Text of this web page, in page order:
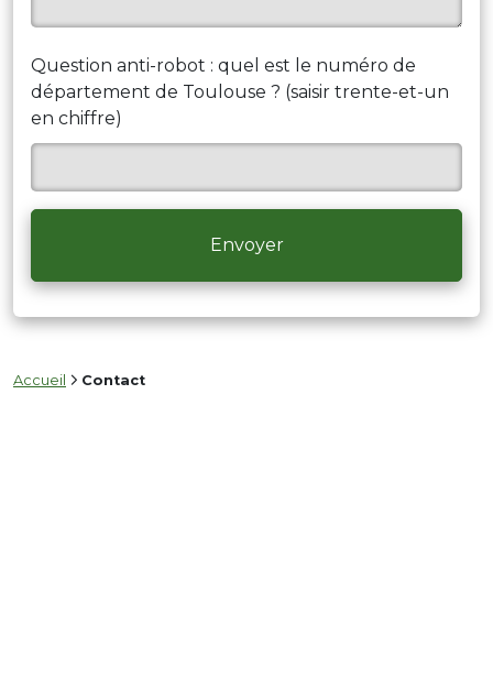
Question anti-robot : quel est le numéro de
département de Toulouse ? (saisir trente-et-un
en chiffre)
Accueil Contact